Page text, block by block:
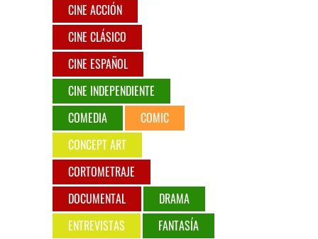
CINE ACCIÓN
CINE CLÁSICO
CINE ESPAÑOL
CINE INDEPENDIENTE
COMEDIA
COMIC
CONCEPT ART
CORTOMETRAJE
DOCUMENTAL
DRAMA
ENTREVISTAS
FANTASÍA